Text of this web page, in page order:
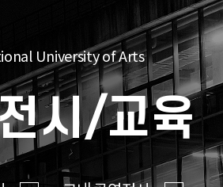
University of Arts
시/교육